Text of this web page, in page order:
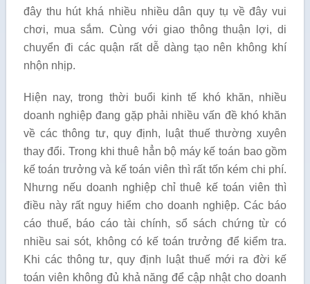
đây thu hút khá nhiều nhiều dân quy tụ về đây vui
chơi, mua sắm. Cùng với giao thông thuận lợi, di
chuyển đi các quận rất dễ dàng tạo nên không khí
nhộn nhịp.
Hiện nay, trong thời buổi kinh tế khó khăn, nhiều
doanh nghiệp đang gặp phải nhiều vấn đề khó khăn
về các thông tư, quy định, luật thuế thường xuyên
thay đổi. Trong khi thuê hẳn bộ máy kế toán bao gồm
kế toán trưởng và kế toán viên thì rất tốn kém chi phí.
Nhưng nếu doanh nghiệp chỉ thuê kế toán viên thì
điều này rất nguy hiểm cho doanh nghiệp. Các báo
cáo thuế, báo cáo tài chính, sổ sách chứng từ có
nhiều sai sót, không có kế toán trưởng để kiểm tra.
Khi các thông tư, quy định luật thuế mới ra đời kế
toán viên không đủ khả năng để cập nhật cho doanh